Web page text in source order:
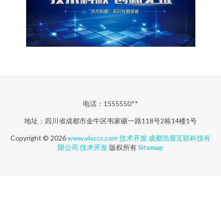
电话：1555550**
地址：四川省成都市金牛区韦家碾一路118号2栋14楼1号
Copyright © 2026www.vivccc.com 技术开发 成都浩屋互联科技有
限公司 技术开发 版权所有Sitemap